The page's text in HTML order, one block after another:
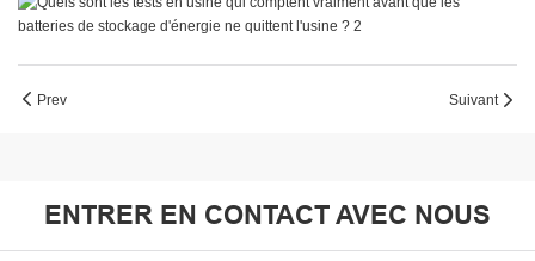
Prev Suivant
ENTRER EN CONTACT AVEC NOUS